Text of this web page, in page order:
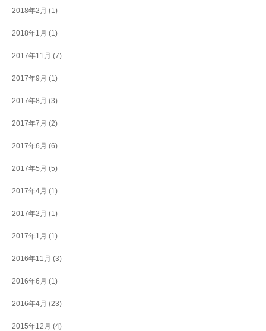
2018年2月 (1)
2018年1月 (1)
2017年11月 (7)
2017年9月 (1)
2017年8月 (3)
2017年7月 (2)
2017年6月 (6)
2017年5月 (5)
2017年4月 (1)
2017年2月 (1)
2017年1月 (1)
2016年11月 (3)
2016年6月 (1)
2016年4月 (23)
2015年12月 (4)